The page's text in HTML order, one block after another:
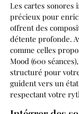
Les cartes sonores
précieux pour
offrent des
détente profonde.
comme celles
Mood (600
structuré pour
guident vers un
respectant votre